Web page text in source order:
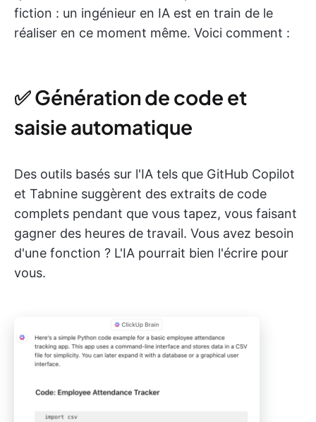
fiction : un ingénieur en IA est en train de le
réaliser en ce moment même. Voici comment :
✅ Génération de code et
saisie automatique
Des outils basés sur l'IA tels que GitHub Copilot
et Tabnine suggèrent des extraits de code
complets pendant que vous tapez, vous faisant
gagner des heures de travail. Vous avez besoin
d'une fonction ? L'IA pourrait bien l'écrire pour
vous.